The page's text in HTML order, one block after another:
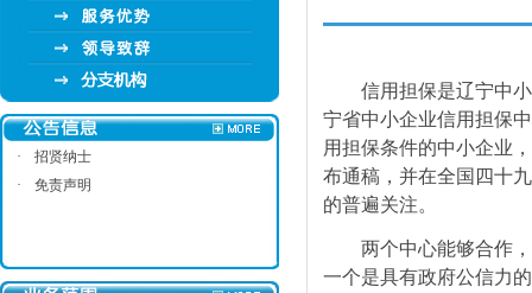
·
招贤纳士
·
免责声明
信用担保是辽宁中
宁省中小企业信用担保
用担保条件的中小企业
布通稿，并在全国四十
的普遍关注。
两个中心能够合作
一个是具有政府公信力